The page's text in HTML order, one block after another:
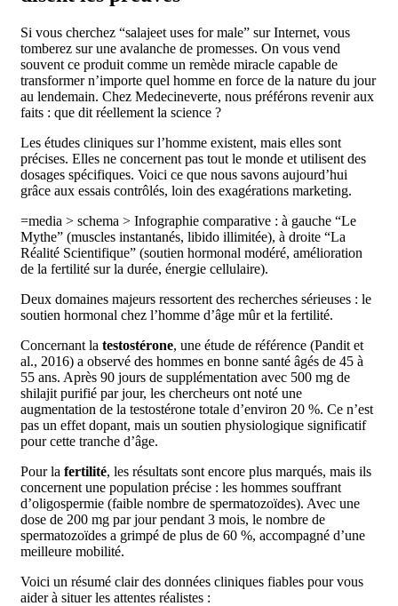
Si vous cherchez “salajeet uses for male” sur Internet, vous
tomberez sur une avalanche de promesses. On vous vend
souvent ce produit comme un remède miracle capable de
transformer n’importe quel homme en force de la nature du jour
au lendemain. Chez Medecineverte, nous préférons revenir aux
faits : que dit réellement la science ?
Les études cliniques sur l’homme existent, mais elles sont
précises. Elles ne concernent pas tout le monde et utilisent des
dosages spécifiques. Voici ce que nous savons aujourd’hui
grâce aux essais contrôlés, loin des exagérations marketing.
=media > schema > Infographie comparative : à gauche “Le
Mythe” (muscles instantanés, libido illimitée), à droite “La
Réalité Scientifique” (soutien hormonal modéré, amélioration
de la fertilité sur la durée, énergie cellulaire).
Deux domaines majeurs ressortent des recherches sérieuses : le
soutien hormonal chez l’homme d’âge mûr et la fertilité.
Concernant la testostérone, une étude de référence (Pandit et
al., 2016) a observé des hommes en bonne santé âgés de 45 à
55 ans. Après 90 jours de supplémentation avec 500 mg de
shilajit purifié par jour, les chercheurs ont noté une
augmentation de la testostérone totale d’environ 20 %. Ce n’est
pas un effet dopant, mais un soutien physiologique significatif
pour cette tranche d’âge.
Pour la fertilité, les résultats sont encore plus marqués, mais ils
concernent une population précise : les hommes souffrant
d’oligospermie (faible nombre de spermatozoïdes). Avec une
dose de 200 mg par jour pendant 3 mois, le nombre de
spermatozoïdes a grimpé de plus de 60 %, accompagné d’une
meilleure mobilité.
Voici un résumé clair des données cliniques fiables pour vous
aider à situer les attentes réalistes :